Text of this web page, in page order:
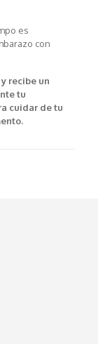
es
con
recibe un
tu
cuidar de tu